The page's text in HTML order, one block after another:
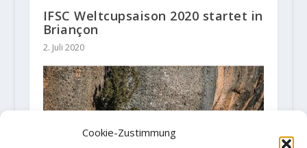
Cookie-Zustimmung
IFSC Weltcupsaison 2020 startet in
Briançon
2. Juli 2020